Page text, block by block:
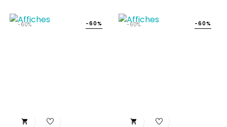
-60%

-60% -60%

-60%